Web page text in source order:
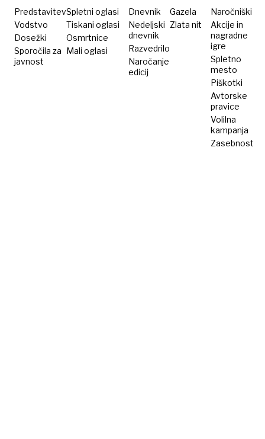
Predstavitev
Vodstvo
Dosežki
Sporočila za
javnost
Spletni oglasi
Tiskani oglasi
Osmrtnice
Mali oglasi
Dnevnik
Nedeljski
dnevnik
Razvedrilo
Naročanje
edicij
Gazela
Zlata nit
Naročniški
Akcije in
nagradne
igre
Spletno
mesto
Piškotki
Avtorske
pravice
Volilna
kampanja
Zasebnost